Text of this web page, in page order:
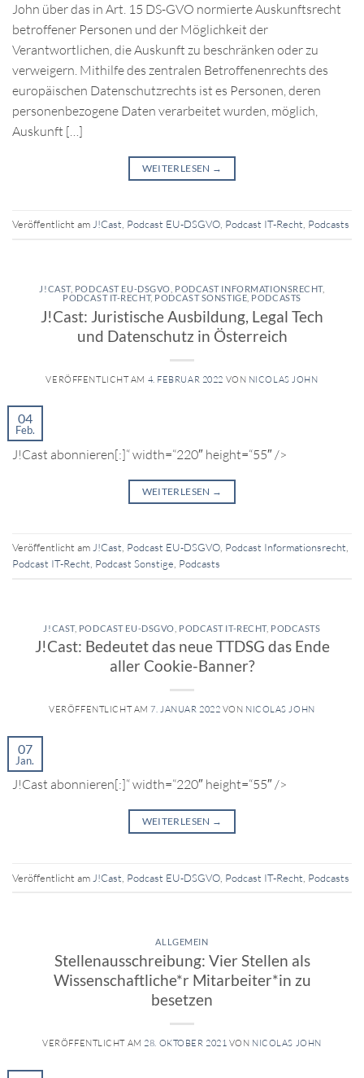
John über das in Art. 15 DS-GVO normierte Auskunftsrecht
betroffener Personen und der Möglichkeit der
Verantwortlichen, die Auskunft zu beschränken oder zu
verweigern. Mithilfe des zentralen Betroffenenrechts des
europäischen Datenschutzrechts ist es Personen, deren
personenbezogene Daten verarbeitet wurden, möglich,
Auskunft […]
WEITERLESEN →
Veröffentlicht amJ!Cast, Podcast EU-DSGVO, Podcast IT-Recht, Podcasts
J!CAST, PODCAST EU-DSGVO PODCAST INFORMATIONSRECHT,
PODCAST IT-RECHT, PODCAST SONSTIGE PODCASTS
J!Cast: Juristische Ausbildung, Legal Tech
und Datenschutz in Österreich
VERÖFFENTLICHT AM 4. FEBRUAR 2022 VON NICOLAS JOHN
04
Feb.
J!Cast abonnieren[:]“ width=“220″ height=“55″ />
WEITERLESEN →
Veröffentlicht am J!Cast Podcast EU-DSGVO Podcast Informationsrecht
Podcast IT-Recht Podcast Sonstige Podcasts
J!CAST, PODCAST EU-DSGVO PODCAST IT-RECHT, PODCASTS
J!Cast: Bedeutet das neue TTDSG das Ende
aller Cookie-Banner?
VERÖFFENTLICHT AM7. JANUAR 2022 VON NICOLAS JOHN
07
Jan.
J!Cast abonnieren[:]“ width=“220″ height=“55″ />
WEITERLESEN →
Veröffentlicht am J!Cast Podcast EU-DSGVO Podcast IT-Recht Podcasts
ALLGEMEIN
Stellenausschreibung: Vier Stellen als
Wissenschaftliche*r Mitarbeiter*in zu
besetzen
VERÖFFENTLICHT AM28. OKTOBER 2021 VON NICOLAS JOHN